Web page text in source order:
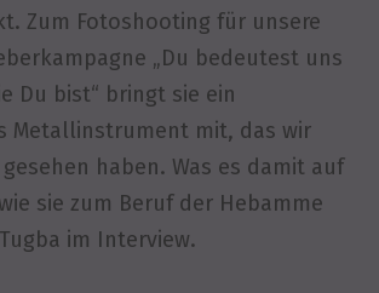
Zum Fotoshooting für unsere
„Du bedeutest uns
Du bist“ bringt sie ein
Metallinstrument mit, das wir
haben. Was es damit auf
sie zum Beruf der Hebamme
im Interview.